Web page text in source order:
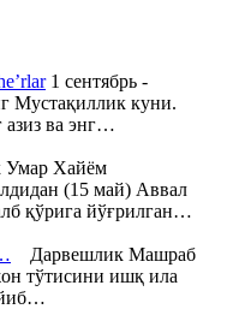
1 сентябрь -
Мустақиллик куни.
ва энг…
Хайём
(15 май) Аввал
қўрига йўғрилган…
Дарвешлик Машраб
тўтисини ишқ ила